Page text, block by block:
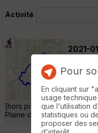
Activité
2021-
[hors
[hors piste à 4.5 km] -
Plaine de Rouffach -
Pour
En cliquant sur
usage
que l'utilisation
statistiques ou
proposer des